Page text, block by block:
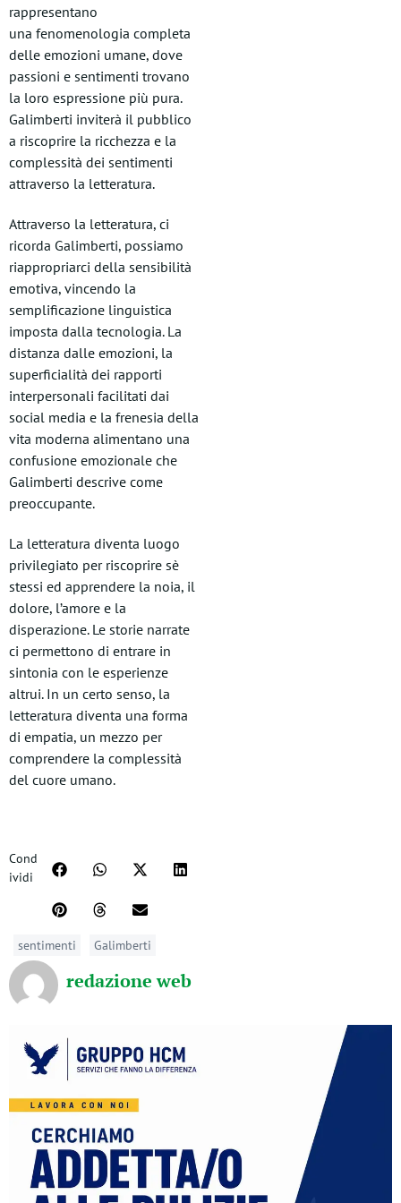
rappresentano
una fenomenologia completa
delle emozioni umane, dove
passioni e sentimenti trovano
la loro espressione più pura.
Galimberti inviterà il pubblico
a riscoprire la ricchezza e la
complessità dei sentimenti
attraverso la letteratura.
Attraverso la letteratura, ci
ricorda Galimberti, possiamo
riappropriarci della sensibilità
emotiva, vincendo la
semplificazione linguistica
imposta dalla tecnologia. La
distanza dalle emozioni, la
superficialità dei rapporti
interpersonali facilitati dai
social media e la frenesia della
vita moderna alimentano una
confusione emozionale che
Galimberti descrive come
preoccupante.
La letteratura diventa luogo
privilegiato per riscoprire sè
stessi ed apprendere la noia, il
dolore, l’amore e la
disperazione. Le storie narrate
ci permettono di entrare in
sintonia con le esperienze
altrui. In un certo senso, la
letteratura diventa una forma
di empatia, un mezzo per
comprendere la complessità
del cuore umano.
Cond
ividi
sentimenti Galimberti
redazione web